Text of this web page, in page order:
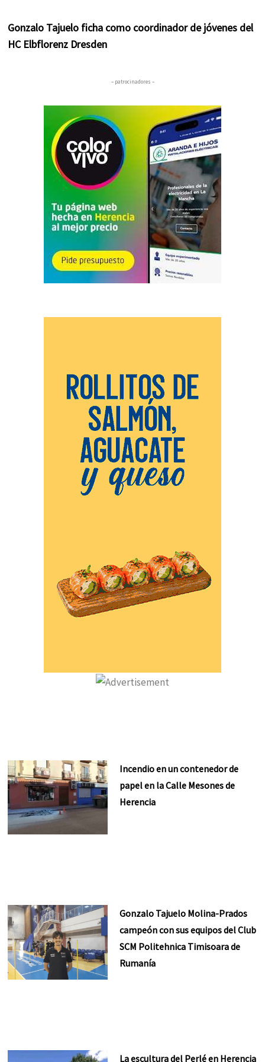
Gonzalo Tajuelo ficha como coordinador de jóvenes del
HC Elbflorenz Dresden
– patrocinadores –
Incendio en un contenedor de
papel en la Calle Mesones de
Herencia
Gonzalo Tajuelo Molina-Prados
campeón con sus equipos del Club
SCM Politehnica Timisoara de
Rumanía
La escultura del Perlé en Herencia